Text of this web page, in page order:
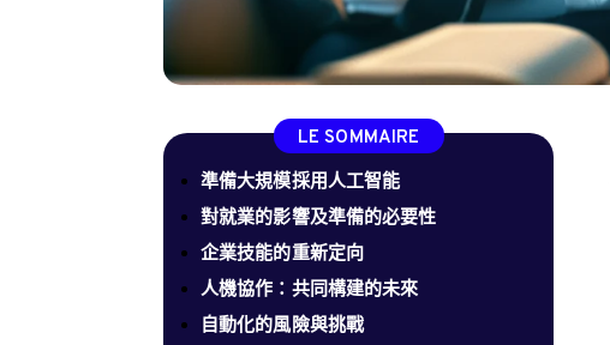
LE SOMMAIRE
準備大規模採用人工智能
對就業的影響及準備的必要性
企業技能的重新定向
人機協作：共同構建的未來
自動化的風險與挑戰